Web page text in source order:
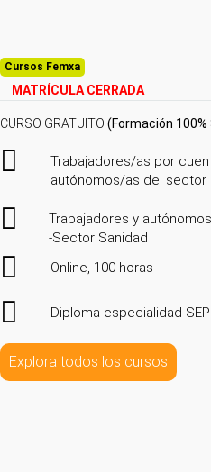
Cursos Femxa
MATRÍCULA CERRADA
CURSO GRATUITO (Formación
Trabajadores/as por
autónomos/as del sector
Trabajadores y
-Sector Sanidad
Online, 100 horas
Diploma especialidad
Explora todos los cursos